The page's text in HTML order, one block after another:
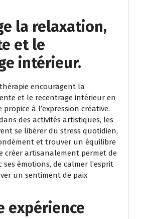
la relaxation,
et le
intérieur.
encouragent la
et le recentrage intérieur en
à l’expression créative.
des activités artistiques, les
se libérer du stress quotidien,
et trouver un équilibre
créer artisanalement permet de
ses émotions, de calmer l’esprit
un sentiment de paix
expérience